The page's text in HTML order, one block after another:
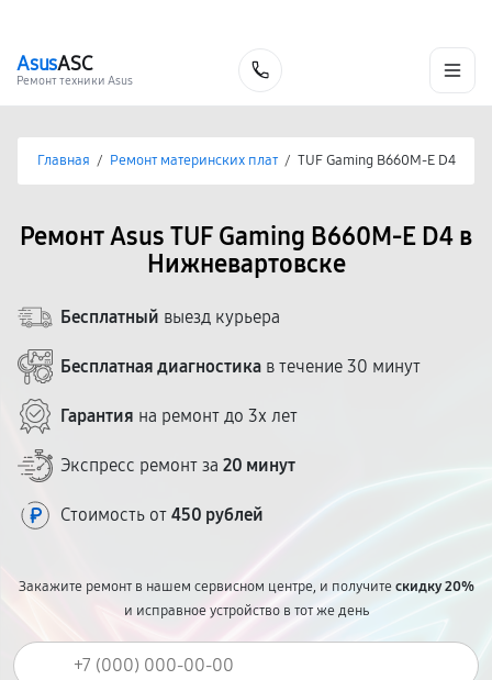
AsusASC
Ремонт техники Asus
Главная / Ремонт материнских плат / TUF Gaming B660M-E D4
Ремонт Asus TUF Gaming B660M-E D4 в
Нижневартовске
Бесплатный выезд курьера
Бесплатная диагностика в течение 30 минут
Гарантия на ремонт до 3х лет
Экспресс ремонт за 20 минут
Стоимость от 450 рублей
Закажите ремонт в нашем сервисном центре, и получитескидку 20%
и исправное устройство в тот же день